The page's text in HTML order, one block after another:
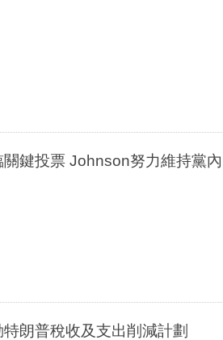
鍵投票 Johnson努力維持黨內
朗普稅收及支出削減計劃